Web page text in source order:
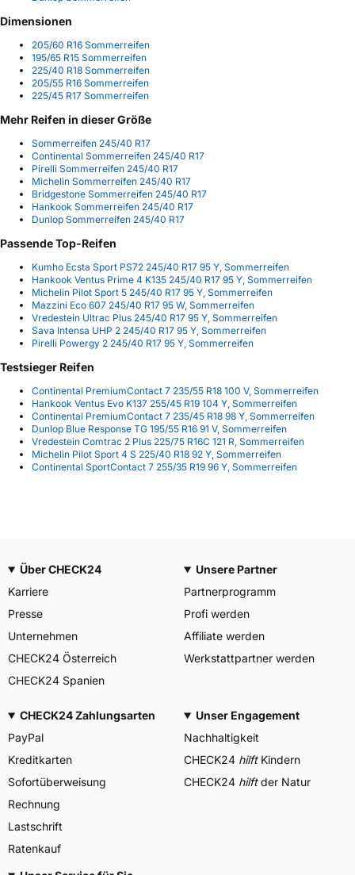
Dimensionen
205/60 R16 Sommerreifen
195/65 R15 Sommerreifen
225/40 R18 Sommerreifen
205/55 R16 Sommerreifen
225/45 R17 Sommerreifen
Mehr Reifen in dieser Größe
Sommerreifen 245/40 R17
Continental Sommerreifen 245/40 R17
Pirelli Sommerreifen 245/40 R17
Michelin Sommerreifen 245/40 R17
Bridgestone Sommerreifen 245/40 R17
Hankook Sommerreifen 245/40 R17
Dunlop Sommerreifen 245/40 R17
Passende Top-Reifen
Kumho Ecsta Sport PS72 245/40 R17 95 Y, Sommerreifen
Hankook Ventus Prime 4 K135 245/40 R17 95 Y, Sommerreifen
Michelin Pilot Sport 5 245/40 R17 95 Y, Sommerreifen
Mazzini Eco 607 245/40 R17 95 W, Sommerreifen
Vredestein Ultrac Plus 245/40 R17 95 Y, Sommerreifen
Sava Intensa UHP 2 245/40 R17 95 Y, Sommerreifen
Pirelli Powergy 2 245/40 R17 95 Y, Sommerreifen
Testsieger Reifen
Continental PremiumContact 7 235/55 R18 100 V, Sommerreifen
Hankook Ventus Evo K137 255/45 R19 104 Y, Sommerreifen
Continental PremiumContact 7 235/45 R18 98 Y, Sommerreifen
Dunlop Blue Response TG 195/55 R16 91 V, Sommerreifen
Vredestein Comtrac 2 Plus 225/75 R16C 121 R, Sommerreifen
Michelin Pilot Sport 4 S 225/40 R18 92 Y, Sommerreifen
Continental SportContact 7 255/35 R19 96 Y, Sommerreifen
Über CHECK24
Karriere
Presse
Unternehmen
CHECK24 Österreich
CHECK24 Spanien
Unsere Partner
Partnerprogramm
Profi werden
Affiliate werden
Werkstattpartner werden
CHECK24 Zahlungsarten
PayPal
Kreditkarten
Sofortüberweisung
Rechnung
Lastschrift
Ratenkauf
Unser Engagement
Nachhaltigkeit
CHECK24 hilftKindern
CHECK24 hilftder Natur